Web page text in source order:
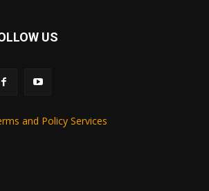
US
and Policy Services